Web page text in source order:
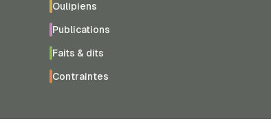
Oulipiens
Publications
Faits & dits
Contraintes